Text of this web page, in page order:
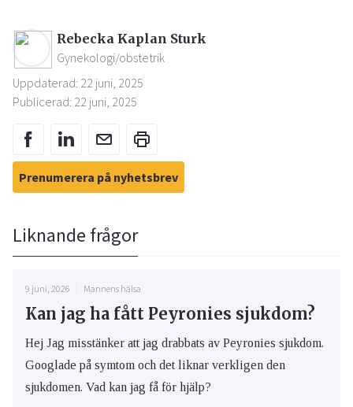
Rebecka Kaplan Sturk
Gynekologi/obstetrik
Uppdaterad: 22 juni, 2025
Publicerad: 22 juni, 2025
Prenumerera på nyhetsbrev
Liknande frågor
9 juni, 2026 Mannens hälsa
Kan jag ha fått Peyronies sjukdom?
Hej Jag misstänker att jag drabbats av Peyronies sjukdom.
Googlade på symtom och det liknar verkligen den
sjukdomen. Vad kan jag få för hjälp?